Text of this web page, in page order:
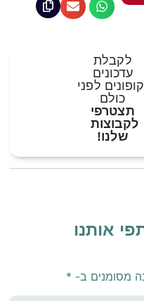
לקבלת
עדכונים
לפני
כולם
תצטרפי
לקבוצות
שלנו!
אותנו
מסומנים ב- *